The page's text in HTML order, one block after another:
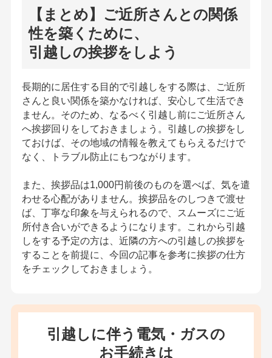
【まとめ】ご近所さんとの関係
性を築くために、
引越しの挨拶をしよう
長期的に居住する目的で引越しをする際は、ご近所
さんと良い関係を築かなければ、安心して生活でき
ません。そのため、なるべく引越し前にご近所さん
へ挨拶回りをしておきましょう。引越しの挨拶をし
ておけば、その地域の情報を教えてもらえるだけで
なく、トラブル防止にもつながります。
また、挨拶品は1,000円前後のものを選べば、気を遣
わせる心配がありません。挨拶品をのしつきで渡せ
ば、丁寧な印象を与えられるので、スムーズにご近
所付き合いができるようになります。これから引越
しをする予定の方は、近隣の方への引越しの挨拶を
することを前提に、今回の記事を参考に挨拶の仕方
をチェックしておきましょう。
引越しに伴う電気・ガスの
お手続きは